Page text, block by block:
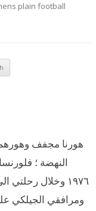
plain football
هورنا مجفف وهورهم
النهضة ؛
١٩٧٦ وخلال
ومرافقي الجيلكي